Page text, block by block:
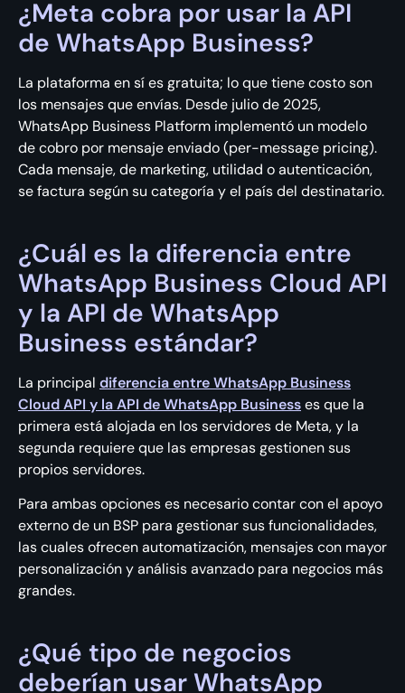
¿Meta cobra por usar la API
de WhatsApp Business?
La plataforma en sí es gratuita; lo que tiene costo son
los mensajes que envías. Desde julio de 2025,
WhatsApp Business Platform implementó un modelo
de cobro por mensaje enviado (per-message pricing).
Cada mensaje, de marketing, utilidad o autenticación,
se factura según su categoría y el país del destinatario.
¿Cuál es la diferencia entre
WhatsApp Business Cloud API
y la API de WhatsApp
Business estándar?
La principal diferencia entre WhatsApp Business
Cloud API y la API de WhatsApp Businesses que la
primera está alojada en los servidores de Meta, y la
segunda requiere que las empresas gestionen sus
propios servidores.
Para ambas opciones es necesario contar con el apoyo
externo de un BSP para gestionar sus funcionalidades,
las cuales ofrecen automatización, mensajes con mayor
personalización y análisis avanzado para negocios más
grandes.
¿Qué tipo de negocios
deberían usar WhatsApp